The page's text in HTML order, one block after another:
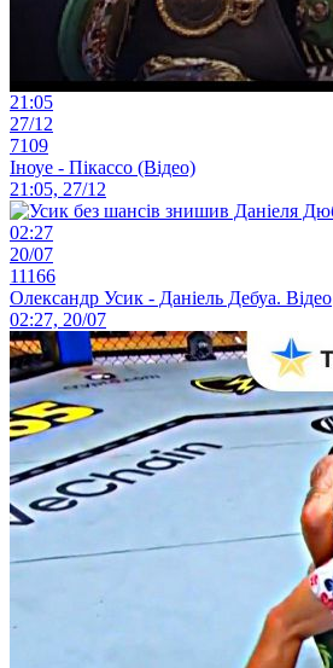
21:05
27/12
7109
Іноуе - Пікассо (Відео)
21:05, 27/12
02:27
20/07
11166
Олександр Усик - Даніель Дебуа. Відео
02:27, 20/07